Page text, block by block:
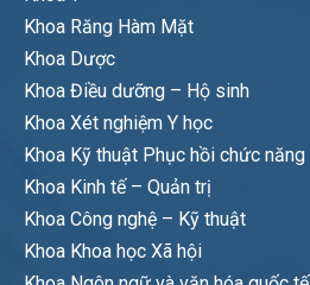
Khoa Răng Hàm Mặt
Khoa Dược
Khoa Điều dưỡng – Hộ sinh
Khoa Xét nghiệm Y học
Khoa Kỹ thuật Phục hồi chức năng
Khoa Kinh tế – Quản trị
Khoa Công nghệ – Kỹ thuật
Khoa Khoa học Xã hội